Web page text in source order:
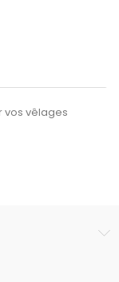
vos vêlages